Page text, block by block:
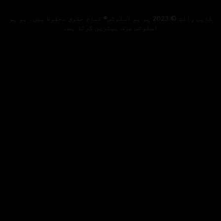
کاپی رائٹ © 2023 یو یو اسلوٹس® تمام حقوق محفوظ ہیں۔ یو یو
اسلوٹس صرف بہترین کرتا ہے۔